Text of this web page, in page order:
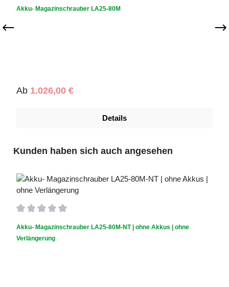
Akku- Magazinschrauber LA25-80M
Regulärer Preis:
Ab 1.026,00 €
Details
Produktgalerie überspringen
Kunden haben sich auch angesehen
Akku- Magazinschrauber LA25-80M-NT | ohne Akkus | ohne
Verlängerung